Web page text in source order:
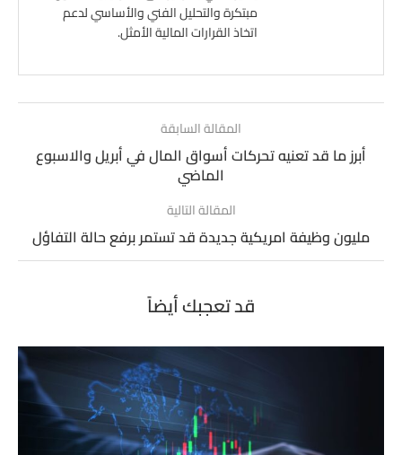
مبتكرة والتحليل الفني والأساسي لدعم
اتخاذ القرارات المالية الأمثل.
المقالة السابقة
أبرز ما قد تعنيه تحركات أسواق المال في أبريل والاسبوع
الماضي
المقالة التالية
مليون وظيفة امريكية جديدة قد تستمر برفع حالة التفاؤل
قد تعجبك أيضاً